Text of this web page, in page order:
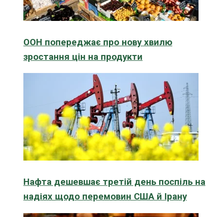
ООН попереджає про нову хвилю
зростання цін на продукти
Нафта дешевшає третій день поспіль на
надіях щодо перемовин США й Ірану